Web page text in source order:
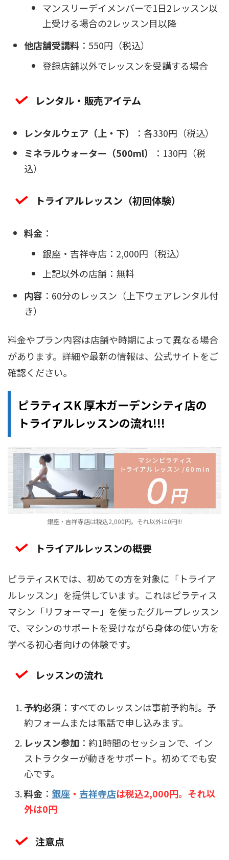
マンスリーデイメンバーで1日2レッスン以
上受ける場合の2レッスン目以降
他店舗受講料 ：550円（税込）
登録店舗以外でレッスンを受講する場合
レンタル・販売アイテム
レンタルウェア（上・下）
：各330円（税込）
ミネラルウォーター（500ml）
：130円（税
込）
トライアルレッスン（初回体験）
料金 ：
銀座・吉祥寺店：2,000円（税込）
上記以外の店舗：無料
内容 ：60分のレッスン（上下ウェアレンタル付
き）
料金やプラン内容は店舗や時期によって異なる場合
があります。詳細や最新の情報は、公式サイトをご
確認ください。
ピラティスK 厚木ガーデンシティ店の
トライアルレッスンの流れ!!!
銀座・吉祥寺店は税込2,000円。それ以外は0円!!!
トライアルレッスンの概要
ピラティスKでは、初めての方を対象に「トライア
ルレッスン」を提供しています。これはピラティス
マシン「リフォーマー」を使ったグループレッスン
で、マシンのサポートを受けながら身体の使い方を
学べる初心者向けの体験です。
レッスンの流れ
予約必須 ：すべてのレッスンは事前予約制。予
約フォームまたは電話で申し込みます。
レッスン参加 ：約1時間のセッションで、イン
ストラクターが動きをサポート。初めてでも安
心です。
料金 ： 銀座 ・ 吉祥寺店は税込2,000円。それ以
外は0円
注意点